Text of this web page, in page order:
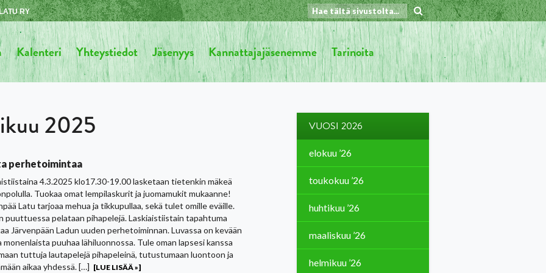
RY
Kalenteri Yhteystiedot Jäsenyys Kannattajajäsenemme Tarinoita
2025
perhetoimintaa
4.3.2025 klo17.30-19.00 lasketaan tietenkin mäkeä
Tuokaa omat lempilaskurit ja juomamukit mukaanne!
Latu tarjoaa mehua ja tikkupullaa, sekä tulet omille eväille.
puuttuessa pelataan pihapelejä. Laskiaistiistain tapahtuma
Järvenpään Ladun uuden perhetoiminnan. Luvassa on kevään
monenlaista puuhaa lähiluonnossa. Tule oman lapsesi kanssa
tuttuja lautapelejä pihapeleinä, tutustumaan luontoon ja
aikaa yhdessä. […] [LUE LISÄÄ »]
VUOSI 2026
elokuu ’26
toukokuu ’26
huhtikuu ’26
maaliskuu ’26
helmikuu ’26